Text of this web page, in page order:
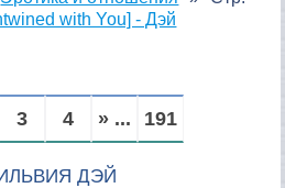
with You] - Дэй
3 4 » ... 191
ДЭЙ